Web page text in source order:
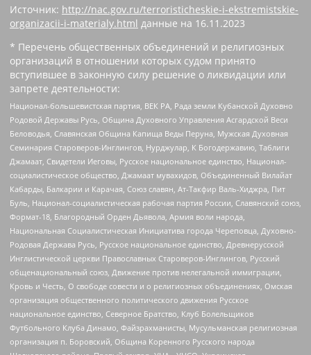
Источник: http://nac.gov.ru/terroristicheskie-i-ekstremistskie-
organizacii-i-materialy.html данные на 16.11.2023
* Перечень общественных объединений и религиозных
организаций в отношении которых судом принято
вступившее в законную силу решение о ликвидации или
запрете деятельности:
Национал-большевистская партия, ВЕК РА, Рада земли Кубанской Духовно
Родовой Державы Русь, Община Духовного Управления Асгардской Веси
Беловодья, Славянская Община Капища Веды Перуна, Мужская Духовная
Семинария Староверов-Инглингов, Нурджулар, К Богодержавию, Таблиги
Джамаат, Свидетели Иеговы, Русское национальное единство, Национал-
социалистическое общество, Джамаат мувахидов, Объединенный Вилайат
Кабарды, Балкарии и Карачая, Союз славян, Ат-Такфир Валь-Хиджра, Пит
Буль, Национал-социалистическая рабочая партия России, Славянский союз,
Формат-18, Благородный Орден Дьявола, Армия воли народа,
Национальная Социалистическая Инициатива города Череповца, Духовно-
Родовая Держава Русь, Русское национальное единство, Древнерусской
Инглистической церкви Православных Староверов-Инглингов, Русский
общенациональный союз, Движение против нелегальной иммиграции,
Кровь и Честь, О свободе совести и о религиозных объединениях, Омская
организация общественного политического движения Русское
национальное единство, Северное Братство, Клуб Болельщиков
Футбольного Клуба Динамо, Файзрахманисты, Мусульманская религиозная
организация п. Боровский, Община Коренного Русского народа